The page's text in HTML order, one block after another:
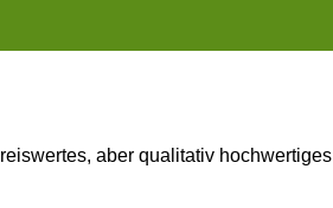
aber qualitativ hochwertiges